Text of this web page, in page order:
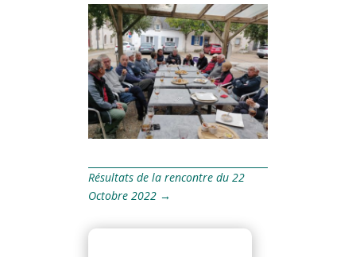
Résultats de la rencontre du 22
Octobre 2022→